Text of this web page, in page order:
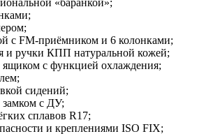
с FM-приёмником и 6 колонками;
и ручки КПП натуральной кожей;
с функцией охлаждения;
сидений;
с ДУ;
сплавов R17;
и креплениями ISO FIX;